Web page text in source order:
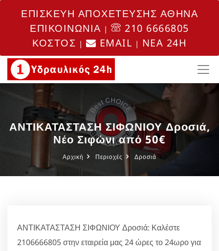
ΕΠΙΣΚΕΥΗ ΑΠΟΧΕΤΕΥΣΗΣ ΑΘΗΝΑ
ΕΠΙΚΟΙΝΩΝΙΑ |
210 6666805
ΚΟΣΤΟΣ | EMAIL | NEA 24H
ΑΝΤΙΚΑΤΑΣΤΑΣΗ ΣΙΦΩΝΙΟΥ Δροσιά,
Νέο Σιφώνι από 50€
Αρχική Περιοχές Δροσιά
ΑΝΤΙΚΑΤΑΣΤΑΣΗ ΣΙΦΩΝΙΟΥ Δροσιά: Καλέστε
2106666805 στην εταιρεία μας 24 ώρες το 24ωρο για